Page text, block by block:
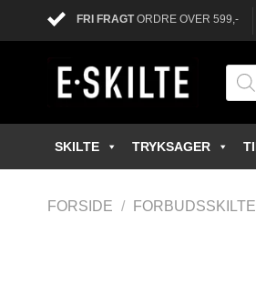
FRI FRAGTORDRE OVER 599,-
SKILTE TRYKSAGER
FORSIDE / FORBUDSSKILTE